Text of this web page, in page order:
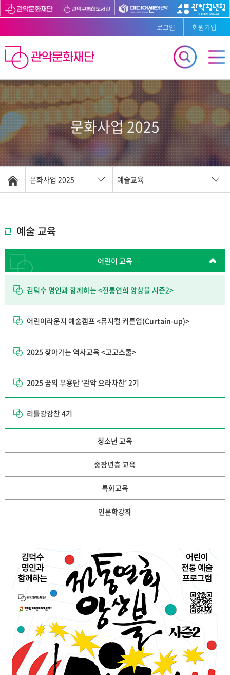
로그인 회원가입
문화사업 2025
문화사업 2025 예술교육
예술 교육
어린이 교육
김덕수 명인과 함께하는 <전통연희 앙상블 시즌2>
어린이라운지 예술캠프 <뮤지컬 커튼업(Curtain-up)>
2025 찾아가는 역사교육 <고고스쿨>
2025 꿈의 무용단 ‘관악 으라차찬’ 2기
리틀강감찬 4기
청소년 교육
중장년층 교육
특화교육
인문학강좌